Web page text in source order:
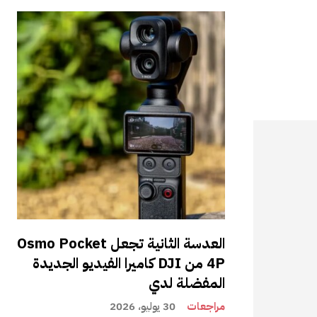
العدسة الثانية تجعل Osmo Pocket
4P من DJI كاميرا الفيديو الجديدة
المفضلة لدي
مراجعات 30 يوليو، 2026